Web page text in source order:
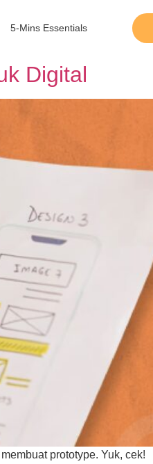
5-Mins Essentials
Digital
prototype. Yuk, cek!